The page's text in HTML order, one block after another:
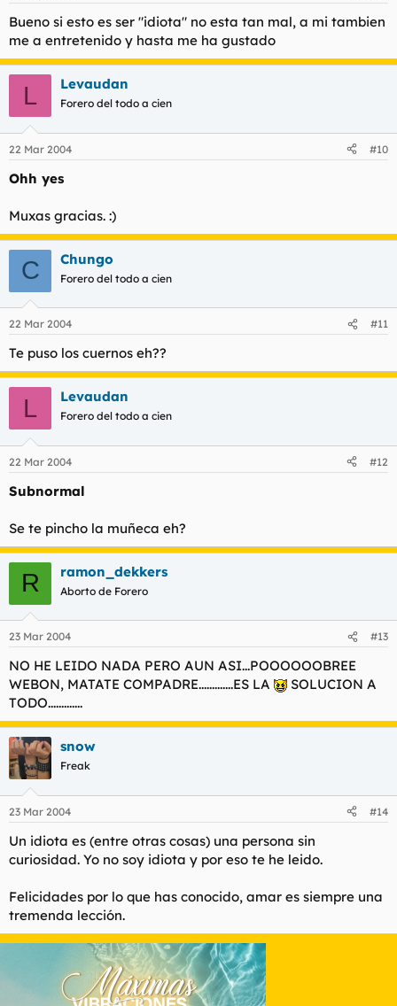
Bueno si esto es ser "idiota" no esta tan mal, a mi tambien
me a entretenido y hasta me ha gustado
L Levaudan
Forero del todo a cien
22 Mar 2004 #10
Ohh yes
Muxas gracias. :)
C Chungo
Forero del todo a cien
22 Mar 2004 #11
Te puso los cuernos eh??
L Levaudan
Forero del todo a cien
22 Mar 2004 #12
Subnormal
Se te pincho la muñeca eh?
R ramon_dekkers
Aborto de Forero
23 Mar 2004 #13
NO HE LEIDO NADA PERO AUN ASI...POOOOOOBREE
WEBON, MATATE COMPADRE.............ES LA
SOLUCION A
TODO.............
snow
Freak
23 Mar 2004 #14
Un idiota es (entre otras cosas) una persona sin
curiosidad. Yo no soy idiota y por eso te he leido.
Felicidades por lo que has conocido, amar es siempre una
tremenda lección.